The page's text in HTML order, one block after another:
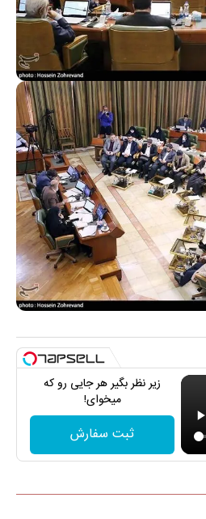
زیر نظر بگیر هر جایی رو که
میخوای!
ثبت سفارش